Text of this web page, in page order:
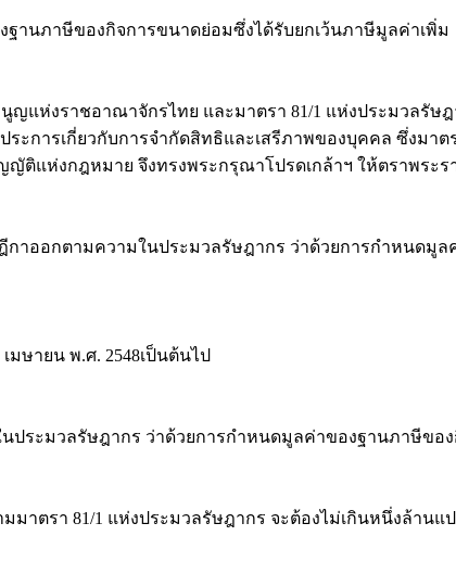
าษีของกิจการขนาดย่อมซึ่งได้รับยกเว้นภาษีมูลค่าเพิ่ม
าชอาณาจักรไทย และมาตรา 81/1 แห่งประมวลรัษฎา
การเกี่ยวกับการจำกัดสิทธิและเสรีภาพของบุคคล ซึ่งมาต
แห่งกฎหมาย จึงทรงพระกรุณาโปรดเกล้าฯ ให้ตราพระ
าออกตามความในประมวลรัษฎากร ว่าด้วยการกำหนดมู
ษายน พ.ศ. 2548เป็นต้นไป
ระมวลรัษฎากร ว่าด้วยการกำหนดมูลค่าของฐานภาษีขอ
าตรา 81/1 แห่งประมวลรัษฎากร จะต้องไม่เกินหนึ่งล้านแ